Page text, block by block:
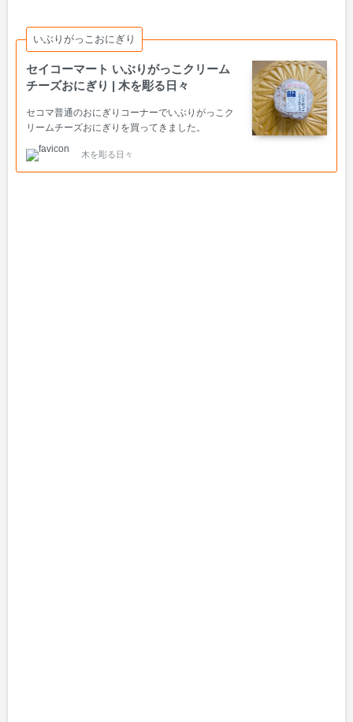
いぶりがっこおにぎり
セイコーマート いぶりがっこクリーム
チーズおにぎり | 木を彫る日々
セコマ普通のおにぎりコーナーでいぶりがっこク
リームチーズおにぎりを買ってきました。
木を彫る日々